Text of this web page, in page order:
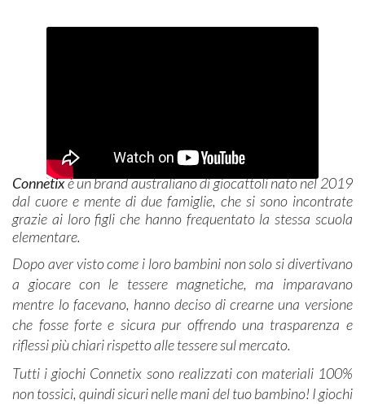
Connetixè un brand australiano di giocattoli nato nel 2019
dal cuore e mente di due famiglie, che si sono incontrate
grazie ai loro figli che hanno frequentato la stessa scuola
elementare.
Dopo aver visto come i loro bambini non solo si divertivano
a giocare con le tessere magnetiche, ma imparavano
mentre lo facevano, hanno deciso di crearne una versione
che fosse forte e sicura pur offrendo una trasparenza e
riflessi più chiari rispetto alle tessere sul mercato.
​Tutti i giochi Connetix sono realizzati con materiali 100%
non tossici, quindi sicuri nelle mani del tuo bambino! I giochi